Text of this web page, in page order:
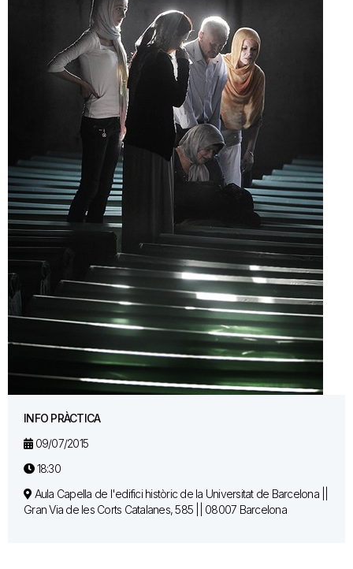
INFO PRÀCTICA
09/07/2015
18:30
Aula Capella de l'edifici històric de la Universitat de Barcelona ||
Gran Via de les Corts Catalanes, 585 || 08007 Barcelona